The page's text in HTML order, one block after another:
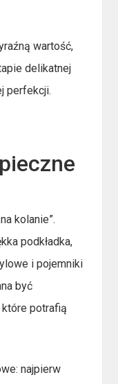
wartość,
delikatnej
perfekcji.
kolanie”.
podkładka,
i pojemniki
być
potrafią
najpierw